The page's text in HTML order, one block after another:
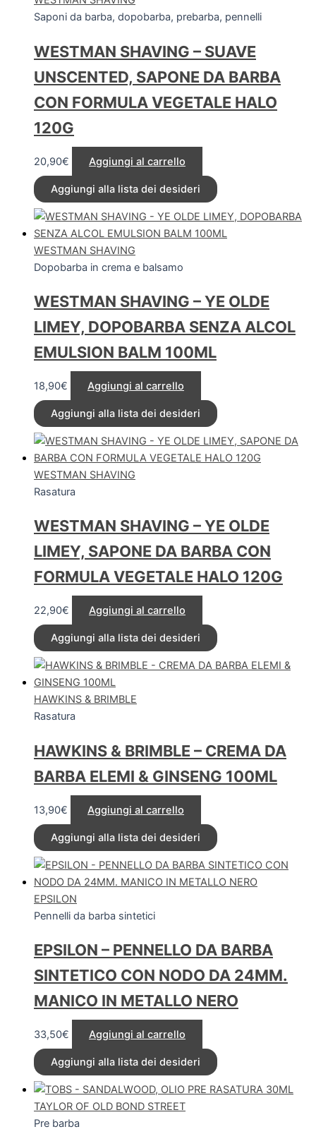
Saponi da barba, dopobarba, prebarba, pennelli
WESTMAN SHAVING – SUAVE
UNSCENTED, SAPONE DA BARBA
CON FORMULA VEGETALE HALO
120G
20,90€ Aggiungi al carrello
Aggiungi alla lista dei desideri
WESTMAN SHAVING
Dopobarba in crema e balsamo
WESTMAN SHAVING – YE OLDE
LIMEY, DOPOBARBA SENZA ALCOL
EMULSION BALM 100ML
18,90€ Aggiungi al carrello
Aggiungi alla lista dei desideri
WESTMAN SHAVING
Rasatura
WESTMAN SHAVING – YE OLDE
LIMEY, SAPONE DA BARBA CON
FORMULA VEGETALE HALO 120G
22,90€ Aggiungi al carrello
Aggiungi alla lista dei desideri
HAWKINS & BRIMBLE
Rasatura
HAWKINS & BRIMBLE – CREMA DA
BARBA ELEMI & GINSENG 100ML
13,90€ Aggiungi al carrello
Aggiungi alla lista dei desideri
EPSILON
Pennelli da barba sintetici
EPSILON – PENNELLO DA BARBA
SINTETICO CON NODO DA 24MM.
MANICO IN METALLO NERO
33,50€ Aggiungi al carrello
Aggiungi alla lista dei desideri
TAYLOR OF OLD BOND STREET
Pre barba